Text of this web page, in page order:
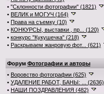
• "Склонности фотографии" (1821)
• ВЕЛИК и МОГУЧ (164)
• Права на съемку (10)
• КОНКУРСЫ, выставки , пр... (120)
• конкурс "Кукушечка" (218)
• Раскрываем жанровую фот... (621)
Форум Фотографии и авторы
• Воровство фотографии (625)
• УДАЛЕНИЕ РАБОТ, БАНЫ: ... (2636)
• НАШИ ПОЗДРАВЛЕНИЯ (482)